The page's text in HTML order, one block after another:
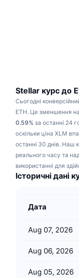
Спорт
Фінанси
Технології
NFT
Загальна
Майбутні
RSI
MACD
Деривативи
Ліквідації
Ставки
Відео
Словник
Кампанії
Винагороди
Навчайся
Stellar курс до
Сьогодні
ETH. Це зменшення на
0.59% за останні 24
оскільки ціна XLM
останні 30 днів. Наш
реального часу та
використанні для
Історичні дані
Дата
Aug 07, 2026
Aug 06, 2026
Aug 05, 2026